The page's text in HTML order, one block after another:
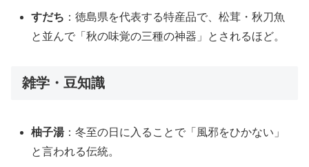
すだち ：徳島県を代表する特産品で、松茸・秋刀魚
と並んで「秋の味覚の三種の神器」とされるほど。
雑学・豆知識
柚子湯：冬至の日に入ることで「風邪をひかない」
と言われる伝統。